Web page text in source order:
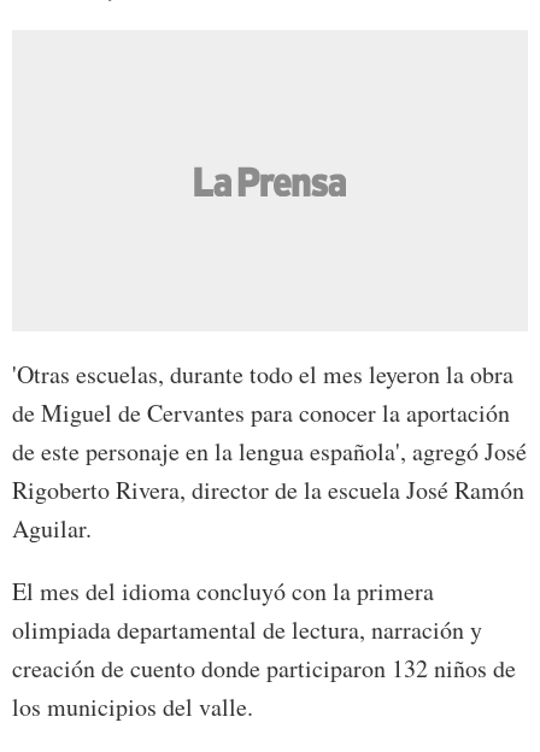
'Otras escuelas, durante todo el mes leyeron la obra
de Miguel de Cervantes para conocer la aportación
de este personaje en la lengua española', agregó José
Rigoberto Rivera, director de la escuela José Ramón
Aguilar.
El mes del idioma concluyó con la primera
olimpiada departamental de lectura, narración y
creación de cuento donde participaron 132 niños de
los municipios del valle.